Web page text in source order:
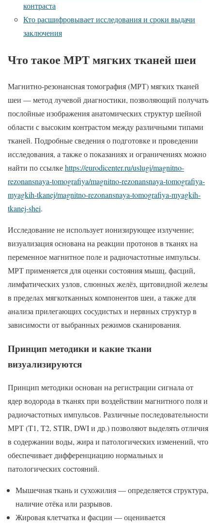
контраста
Кто расшифровывает исследования и сроки выдачи
заключения
Что такое МРТ мягких тканей шеи
Магнитно-резонансная томография (МРТ) мягких тканей
шеи — метод лучевой диагностики, позволяющий получать
послойные изображения анатомических структур шейной
области с высоким контрастом между различными типами
тканей. Подробные сведения о подготовке и проведении
исследования, а также о показаниях и ограничениях можно
найти по ссылкеhttps://eurodicenter.ru/uslugi/magnitno-
rezonansnaya-tomografiya/magnitno-rezonansnaya-tomografiya-
myagkih-tkanej/magnitno-rezonansnaya-tomografiya-myagkih-
tkanej-shei.
Исследование не использует ионизирующее излучение;
визуализация основана на реакции протонов в тканях на
переменное магнитное поле и радиочастотные импульсы.
МРТ применяется для оценки состояния мышц, фасций,
лимфатических узлов, слюнных желёз, щитовидной железы
в пределах мягкотканных компонентов шеи, а также для
анализа прилегающих сосудистых и нервных структур в
зависимости от выбранных режимов сканирования.
Принцип методики и какие ткани
визуализируются
Принцип методики основан на регистрации сигнала от
ядер водорода в тканях при воздействии магнитного поля и
радиочастотных импульсов. Различные последовательности
МРТ (T1, T2, STIR, DWI и др.) позволяют выделять отличия
в содержании воды, жира и патологических изменений, что
обеспечивает дифференциацию нормальных и
патологических состояний.
Мышечная ткань и сухожилия — определяется структура,
наличие отёка или разрывов.
Жировая клетчатка и фасции — оценивается